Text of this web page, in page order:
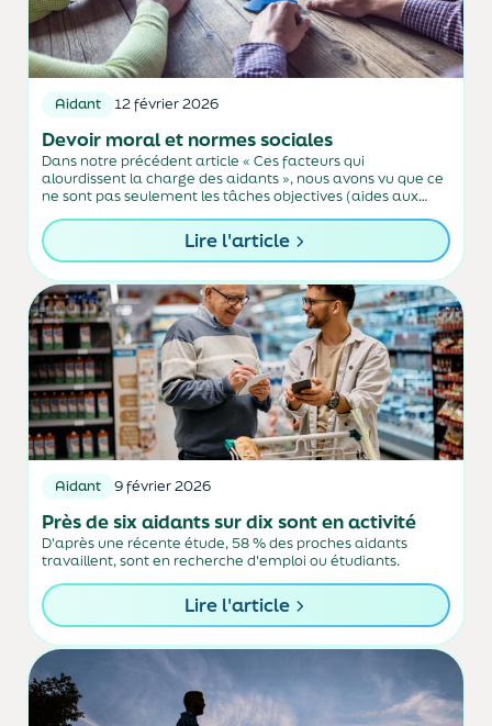
Aidant 12 février 2026
Devoir moral et normes sociales
Dans notre précédent article « Ces facteurs qui
alourdissent la charge des aidants », nous avons vu que ce
ne sont pas seulement les tâches objectives (aides aux
aidants, mais...
Lire l'article
Aidant 9 février 2026
Près de six aidants sur dix sont en activité
D'après une récente étude, 58 % des proches aidants
travaillent, sont en recherche d'emploi ou étudiants.
Lire l'article